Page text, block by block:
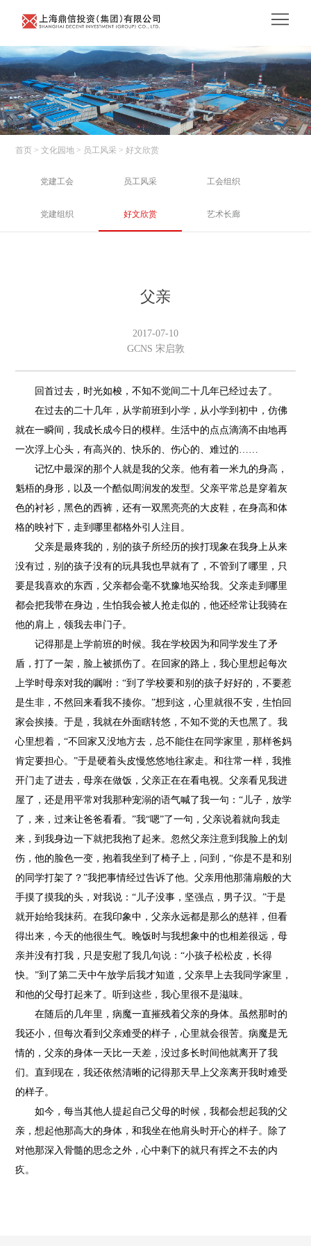
首页 > 文化园地 > 员工风采 > 好文欣赏
党建工会 员工风采 工会组织
党建组织 好文欣赏 艺术长廊
父亲
2017-07-10
GCNS 宋启敦
回首过去，时光如梭，不知不觉间二十几年已经过去了。
在过去的二十几年，从学前班到小学，从小学到初中，仿佛
就在一瞬间，我成长成今日的模样。生活中的点点滴滴不由地再
一次浮上心头，有高兴的、快乐的、伤心的、难过的……
记忆中最深的那个人就是我的父亲。他有着一米九的身高，
魁梧的身形，以及一个酷似周润发的发型。父亲平常总是穿着灰
色的衬衫，黑色的西裤，还有一双黑亮亮的大皮鞋，在身高和体
格的映衬下，走到哪里都格外引人注目。
父亲是最疼我的，别的孩子所经历的挨打现象在我身上从来
没有过，别的孩子没有的玩具我也早就有了，不管到了哪里，只
要是我喜欢的东西，父亲都会毫不犹豫地买给我。父亲走到哪里
都会把我带在身边，生怕我会被人抢走似的，他还经常让我骑在
他的肩上，领我去串门子。
记得那是上学前班的时候。我在学校因为和同学发生了矛
盾，打了一架，脸上被抓伤了。在回家的路上，我心里想起每次
上学时母亲对我的嘱咐：“到了学校要和别的孩子好好的，不要惹
是生非，不然回来看我不揍你。”想到这，心里就很不安，生怕回
家会挨揍。于是，我就在外面瞎转悠，不知不觉的天也黑了。我
心里想着，“不回家又没地方去，总不能住在同学家里，那样爸妈
肯定要担心。”于是硬着头皮慢悠悠地往家走。和往常一样，我推
开门走了进去，母亲在做饭，父亲正在在看电视。父亲看见我进
屋了，还是用平常对我那种宠溺的语气喊了我一句：“儿子，放学
了，来，过来让爸爸看看。”我“嗯”了一句，父亲说着就向我走
来，到我身边一下就把我抱了起来。忽然父亲注意到我脸上的划
伤，他的脸色一变，抱着我坐到了椅子上，问到，“你是不是和别
的同学打架了？”我把事情经过告诉了他。父亲用他那蒲扇般的大
手摸了摸我的头，对我说：“儿子没事，坚强点，男子汉。”于是
就开始给我抹药。在我印象中，父亲永远都是那么的慈祥，但看
得出来，今天的他很生气。晚饭时与我想象中的也相差很远，母
亲并没有打我，只是安慰了我几句说：“小孩子松松皮，长得
快。”到了第二天中午放学后我才知道，父亲早上去我同学家里，
和他的父母打起来了。听到这些，我心里很不是滋味。
在随后的几年里，病魔一直摧残着父亲的身体。虽然那时的
我还小，但每次看到父亲难受的样子，心里就会很苦。病魔是无
情的，父亲的身体一天比一天差，没过多长时间他就离开了我
们。直到现在，我还依然清晰的记得那天早上父亲离开我时难受
的样子。
如今，每当其他人提起自己父母的时候，我都会想起我的父
亲，想起他那高大的身体，和我坐在他肩头时开心的样子。除了
对他那深入骨髓的思念之外，心中剩下的就只有挥之不去的内
疚。